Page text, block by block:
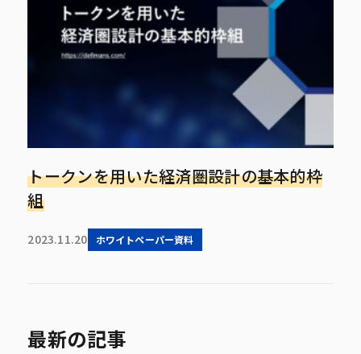
トークンを用いた経済圏設計の基本的枠
組
2023.11.20 ホワイトペーパー資料
最新の記事